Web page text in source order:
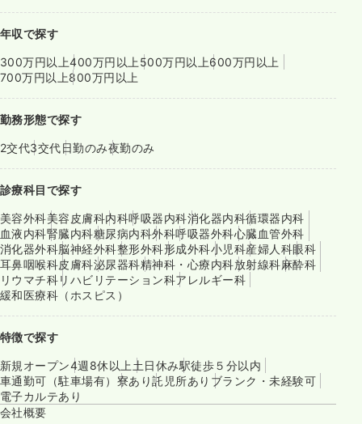
年収で探す
300万円以上400万円以上 500万円以上600万円以上
700万円以上800万円以上
勤務形態で探す
2交代3交代日勤のみ夜勤のみ
診療科目で探す
美容外科美容皮膚科内科呼吸器内科消化器内科循環器内科
血液内科腎臓内科糖尿病内科外科呼吸器外科心臓血管外科
消化器外科脳神経外科整形外科形成外科小児科産婦人科眼科
耳鼻咽喉科皮膚科泌尿器科精神科・心療内科放射線科麻酔科
リウマチ科リハビリテーション科アレルギー科
緩和医療科（ホスピス）
特徴で探す
新規オープン4週8休以上 土日休み駅徒歩５分以内
車通勤可（駐車場有） 寮あり託児所あり ブランク・未経験可
電子カルテあり
会社概要